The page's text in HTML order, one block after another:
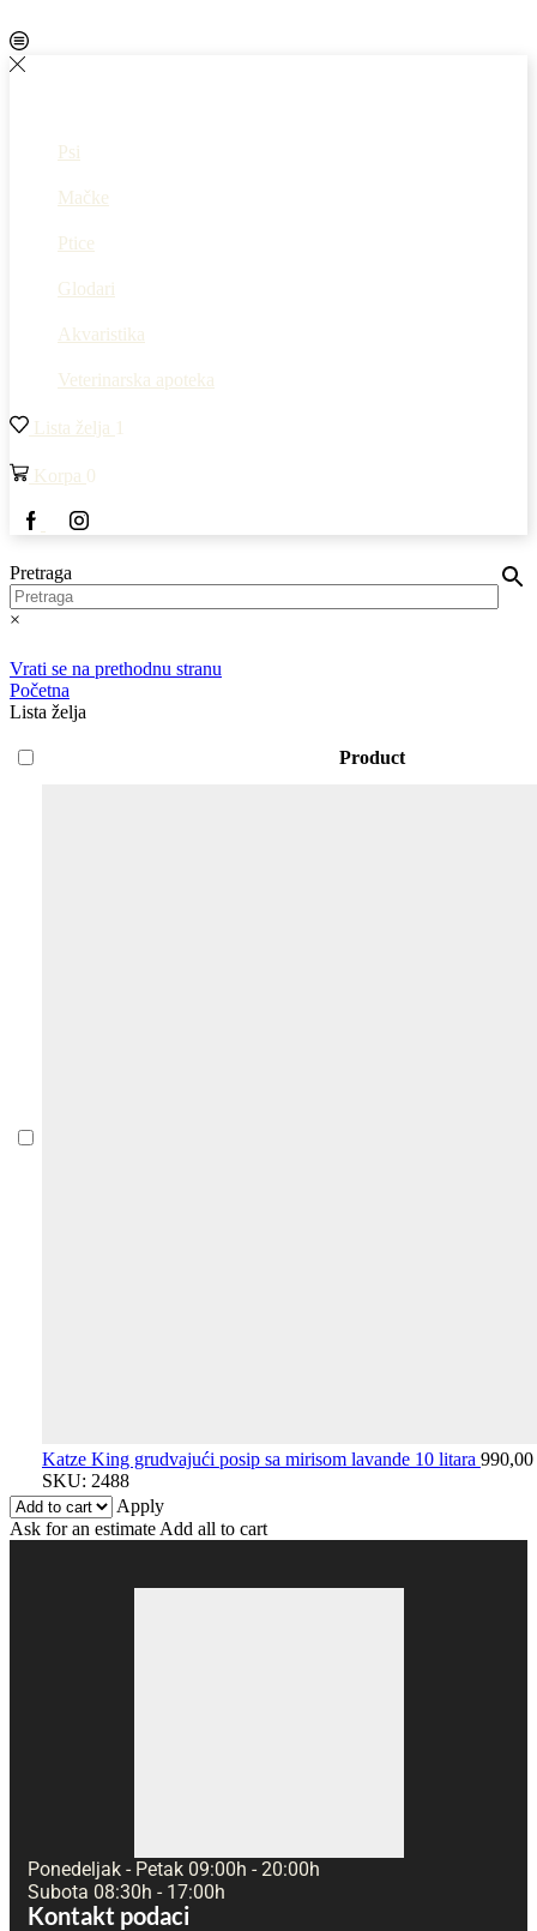
Psi
Mačke
Ptice
Glodari
Akvaristika
Veterinarska apoteka
Lista želja 1
Korpa 0
Pretraga
×
Vrati se na prethodnu stranu
Početna
Lista želja
Product
Katze King grudvajući posip sa mirisom lavande 10 litara 990,00
SKU: 2488
Apply
Ask for an estimate Add all to cart
Ponedeljak - Petak 09:00h - 20:00h
Subota 08:30h - 17:00h
Kontakt podaci